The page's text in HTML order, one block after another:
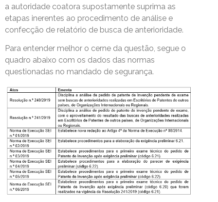
a autoridade coatora supostamente suprima as
etapas inerentes ao procedimento de análise e
confecção de relatório de busca de anterioridade.
Para entender melhor o cerne da questão, segue o
quadro abaixo com os dados das normas
questionadas no mandado de segurança.